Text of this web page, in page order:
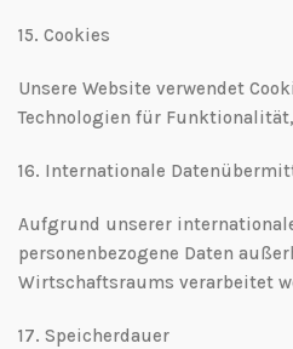
15.⁠ ⁠Cookies
Unsere Website verwendet
Technologien für
16.⁠ ⁠Internationale
Aufgrund unserer
personenbezogene Daten
Wirtschaftsraums verarbeitet
17.⁠ ⁠Speicherdauer